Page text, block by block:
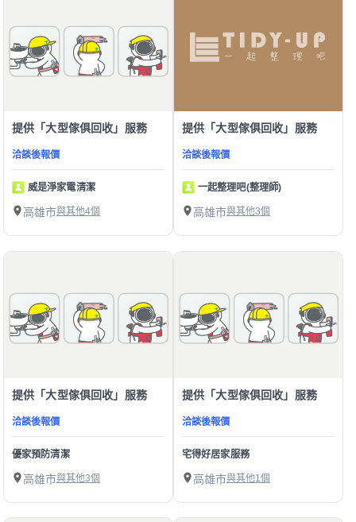
提供「大型傢俱回收」服務
洽談後報價
威是淨家電清潔
高雄市與其他4個
提供「大型傢俱回收」服務
洽談後報價
一起整理吧(整理師)
高雄市與其他3個
提供「大型傢俱回收」服務
洽談後報價
優家預防清潔
高雄市與其他3個
提供「大型傢俱回收」服務
洽談後報價
宅得好居家服務
高雄市與其他1個